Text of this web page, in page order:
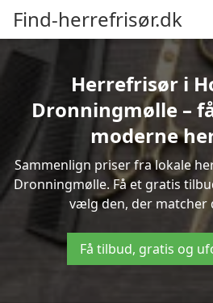
Find-herrefrisør.dk
Herrefrisør i
Dronningmølle –
moderne
Sammenlign priser fra lokale
Dronningmølle. Få et gratis
vælg den, der matcher
Få tilbud, gratis og